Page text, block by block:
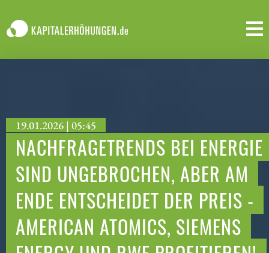
19.01.2026 | 05:45
NACHFRAGETRENDS BEI ENERGIE
SIND UNGEBROCHEN, ABER AM
ENDE ENTSCHEIDET DER PREIS -
AMERICAN ATOMICS, SIEMENS